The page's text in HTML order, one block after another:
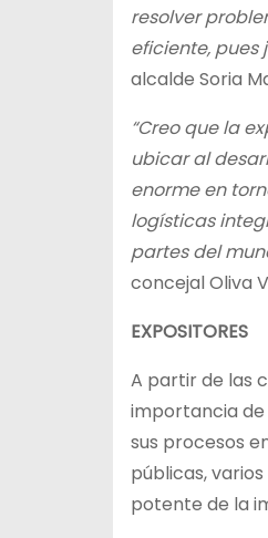
resolver
eficiente, pues
alcalde Soria
“Creo que la
ubicar al
enorme en
logísticas
partes del
concejal Oliva
EXPOSITORES
A partir de las
importancia de
sus procesos
públicas,
potente de la